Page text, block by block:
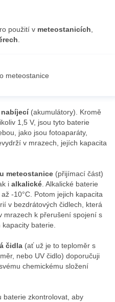
použití v meteostanicích,
.
nabíjecí(akumulátory). Kromě
1,5 V, jsou tyto baterie
jako jsou fotoaparáty,
v mrazech, jejích kapacita
meteostanice (přijímací část)
i alkalické . Alkalické baterie
-10°C. Potom jejich kapacita
v bezdrátových čidlech, která
mrazech k přerušení spojení s
baterie.
čidla (ať už je to teploměr s
nebo UV čidlo) doporučuji
chemickému složení
baterie zkontrolovat, aby